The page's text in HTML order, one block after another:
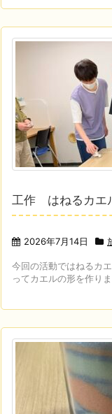
工作 はねるカエ
2026年7月14日
今回の活動ではねるカ
ってカエルの形を作り